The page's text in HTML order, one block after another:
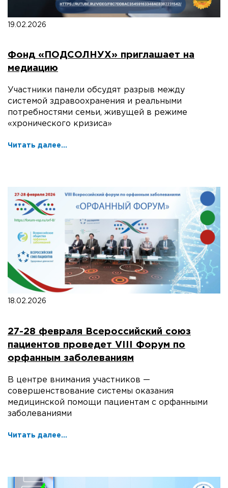
19.02.2026
Фонд «ПОДСОЛНУХ» приглашает на
медиацию
Участники панели обсудят разрыв между
системой здравоохранения и реальными
потребностями семьи, живущей в режиме
«хронического кризиса»
Читать далее...
18.02.2026
27-28 февраля Всероссийский союз
пациентов проведет VIII Форум по
орфанным заболеваниям
В центре внимания участников —
совершенствование системы оказания
медицинской помощи пациентам с орфанными
заболеваниями
Читать далее...